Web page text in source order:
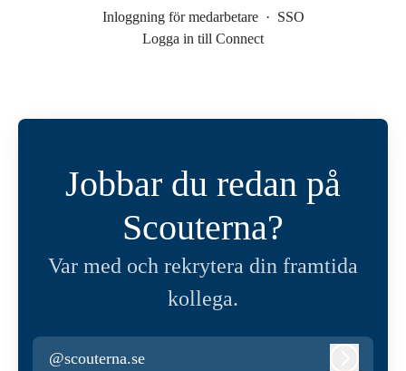
Inloggning för medarbetare · SSO
Logga in till Connect
Jobbar du redan på
Scouterna?
Var med och rekrytera din framtida
kollega.
@scouterna.se